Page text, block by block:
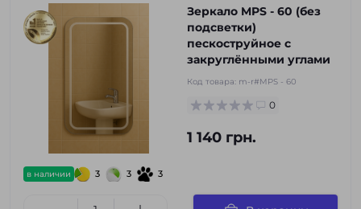
в наличии 3 3 3
Зеркало MPS - 60 (без
подсветки)
пескоструйное с
закруглёнными углами
Код товара: m-r#MPS - 60
0
1 140 грн.